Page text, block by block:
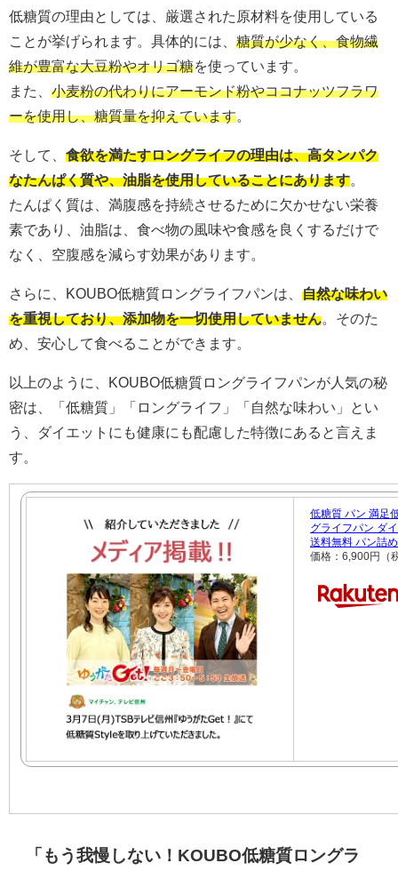
低糖質の理由としては、厳選された原材料を使用している
ことが挙げられます。具体的には、 糖質が少なく、食物繊
維が豊富な大豆粉やオリゴ糖を使っています。
また、 小麦粉の代わりにアーモンド粉やココナッツフラワ
ーを使用し、糖質量を抑えています
そして、 食欲を満たすロングライフの理由は、高タンパク
なたんぱく質や、油脂を使用していることにあります
たんぱく質は、満腹感を持続させるために欠かせない栄養
素であり、油脂は、食べ物の風味や食感を良くするだけで
なく、空腹感を減らす効果があります。
さらに、KOUBO低糖質ロングライフパンは、 自然な味わい
を重視しており、添加物を一切使用していません 。そのた
め、安心して食べることができます。
以上のように、KOUBO低糖質ロングライフパンが人気の秘
密は、「低糖質」「ロングライフ」「自然な味わい」とい
う、ダイエットにも健康にも配慮した特徴にあると言えま
す。
低糖質 パン 満足
グライフパン ダ
送料無料 パン詰
価格：6,900円（
「もう我慢しない！KOUBO低糖質ロングラ